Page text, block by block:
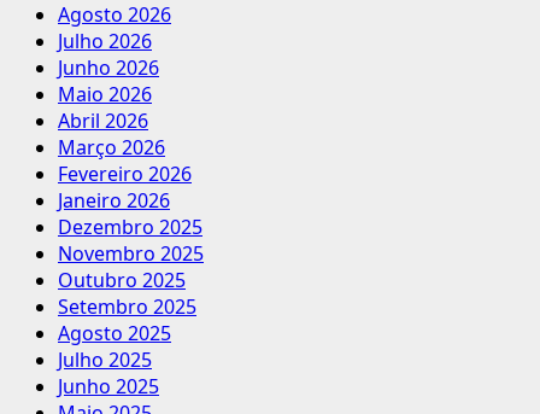
Agosto 2026
Julho 2026
Junho 2026
Maio 2026
Abril 2026
Março 2026
Fevereiro 2026
Janeiro 2026
Dezembro 2025
Novembro 2025
Outubro 2025
Setembro 2025
Agosto 2025
Julho 2025
Junho 2025